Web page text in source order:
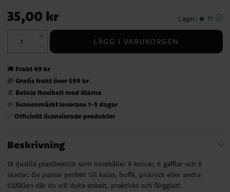
Pris
35,00 kr
35,00 kr Lager: 11
LÄGG I VARUKORGEN
🚚 Frakt 49 kr
🎁 Gratis frakt över 599 kr
📄 Betala flexibelt med Klarna
🌱 Svanenmärkt leverans 1-3 dagar
✅ Officiellt licensierade produkter
Beskrivning
18 ljuslila plastbestick som innehåller 6 knivar, 6 gafflar och 6
skedar. De passar perfekt till kalas, buffé, picknick eller andra
tillfällen där du vill duka enkelt, praktiskt och färgglatt.